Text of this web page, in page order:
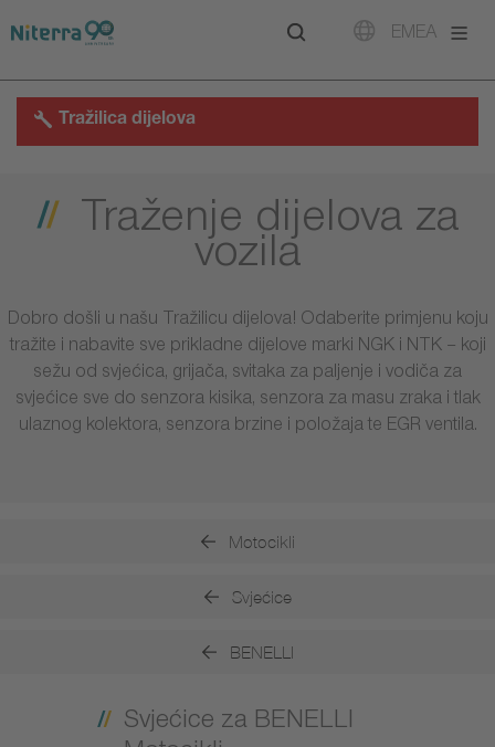
to
to
to
EMEA
Tražilica dijelova
Traženje dijelova za
vozila
Dobro došli u našu Tražilicu dijelova! Odaberite primjenu koju
tražite i nabavite sve prikladne dijelove marki NGK i NTK – koji
sežu od svjećica, grijača, svitaka za paljenje i vodiča za
svjećice sve do senzora kisika, senzora za masu zraka i tlak
ulaznog kolektora, senzora brzine i položaja te EGR ventila.
Motocikli
Svjećice
BENELLI
Svjećice za BENELLI